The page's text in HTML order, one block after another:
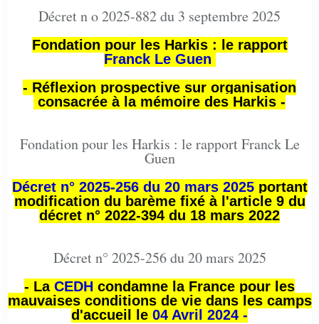
Décret n o 2025-882 du 3 septembre 2025
Fondation pour les Harkis : le rapport
Franck Le Guen
- Réflexion prospective sur organisation
consacrée à la mémoire des Harkis -
Fondation pour les Harkis : le rapport Franck Le
Guen
Décret n° 2025-256 du 20 mars 2025portant
modification du barème fixé à l'article 9 du
décret n° 2022-394 du 18 mars 2022
Décret n° 2025-256 du 20 mars 2025
- La CEDH condamne la France pour les
mauvaises conditions de vie dans les camps
d'accueil le 04 Avril 2024 -